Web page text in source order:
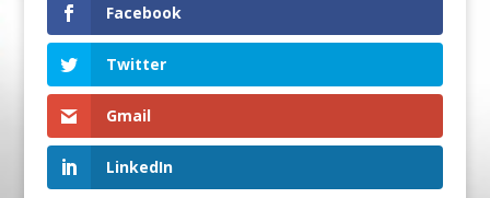
Facebook
Twitter
Gmail
LinkedIn